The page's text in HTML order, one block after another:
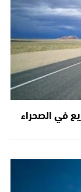
في الصحراء